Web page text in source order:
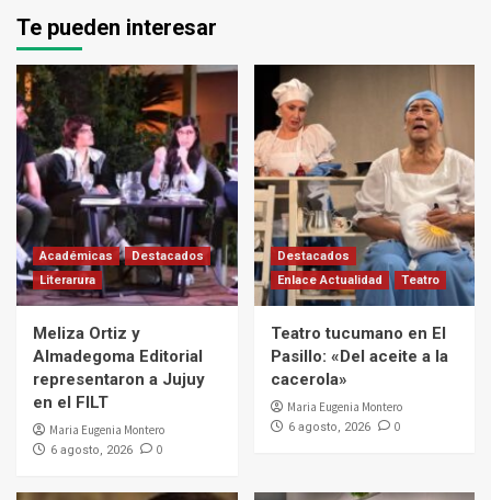
Te pueden interesar
Académicas
Destacados
Literarura
Meliza Ortiz y
Almadegoma Editorial
representaron a Jujuy
en el FILT
Maria Eugenia Montero
6 agosto, 2026 0
Destacados
Enlace Actualidad
Teatro
Teatro tucumano en El
Pasillo: «Del aceite a la
cacerola»
Maria Eugenia Montero
6 agosto, 2026 0